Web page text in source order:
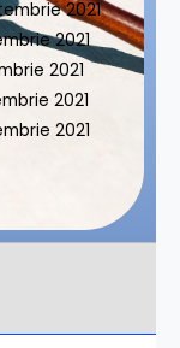
2021
2021
2021
2021
2021